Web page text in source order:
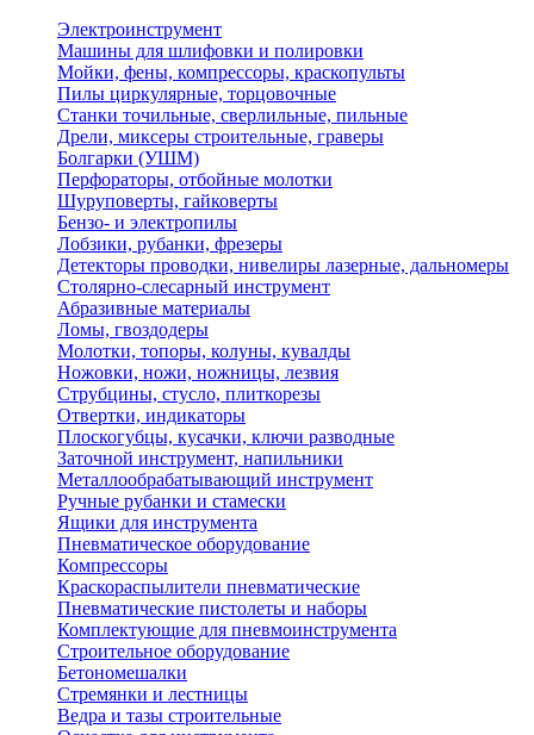
Электроинструмент
Машины для шлифовки и полировки
Мойки, фены, компрессоры, краскопульты
Пилы циркулярные, торцовочные
Станки точильные, сверлильные, пильные
Дрели, миксеры строительные, граверы
Болгарки (УШМ)
Перфораторы, отбойные молотки
Шуруповерты, гайковерты
Бензо- и электропилы
Лобзики, рубанки, фрезеры
Детекторы проводки, нивелиры лазерные, дальномеры
Столярно-слесарный инструмент
Абразивные материалы
Ломы, гвоздодеры
Молотки, топоры, колуны, кувалды
Ножовки, ножи, ножницы, лезвия
Струбцины, стусло, плиткорезы
Отвертки, индикаторы
Плоскогубцы, кусачки, ключи разводные
Заточной инструмент, напильники
Металлообрабатывающий инструмент
Ручные рубанки и стамески
Ящики для инструмента
Пневматическое оборудование
Компрессоры
Краскораспылители пневматические
Пневматические пистолеты и наборы
Комплектующие для пневмоинструмента
Строительное оборудование
Бетономешалки
Стремянки и лестницы
Ведра и тазы строительные